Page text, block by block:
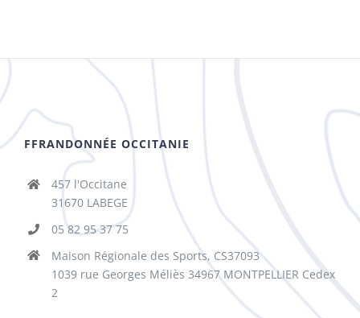
FFRANDONNÉE OCCITANIE
457 l'Occitane
31670 LABEGE
05 82 95 37 75
Maison Régionale des Sports, CS37093
1039 rue Georges Méliès 34967 MONTPELLIER Cedex
2